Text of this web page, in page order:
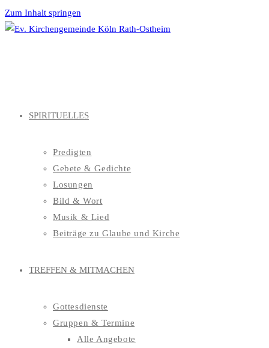
Zum Inhalt springen
SPIRITUELLES
Predigten
Gebete & Gedichte
Losungen
Bild & Wort
Musik & Lied
Beiträge zu Glaube und Kirche
TREFFEN & MITMACHEN
Gottesdienste
Gruppen & Termine
Alle Angebote